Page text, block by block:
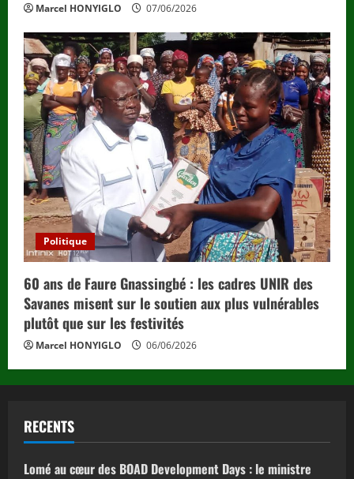
Marcel HONYIGLO 07/06/2026
Politique
60 ans de Faure Gnassingbé : les cadres UNIR des
Savanes misent sur le soutien aux plus vulnérables
plutôt que sur les festivités
Marcel HONYIGLO 06/06/2026
RECENTS
Lomé au cœur des BOAD Development Days : le ministre